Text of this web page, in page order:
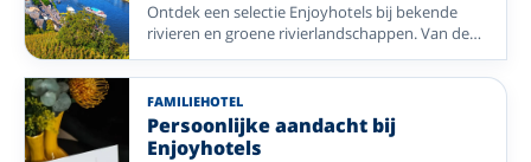
Ontdek een selectie Enjoyhotels bij bekende
rivieren en groene rivierlandschappen. Van de
Linge en Rijn tot de Moezel, Semois en Lahn: fijn
voor wandelen, fietsen en ontspannen aan het
water.
FAMILIEHOTEL
Persoonlijke aandacht bij
Enjoyhotels